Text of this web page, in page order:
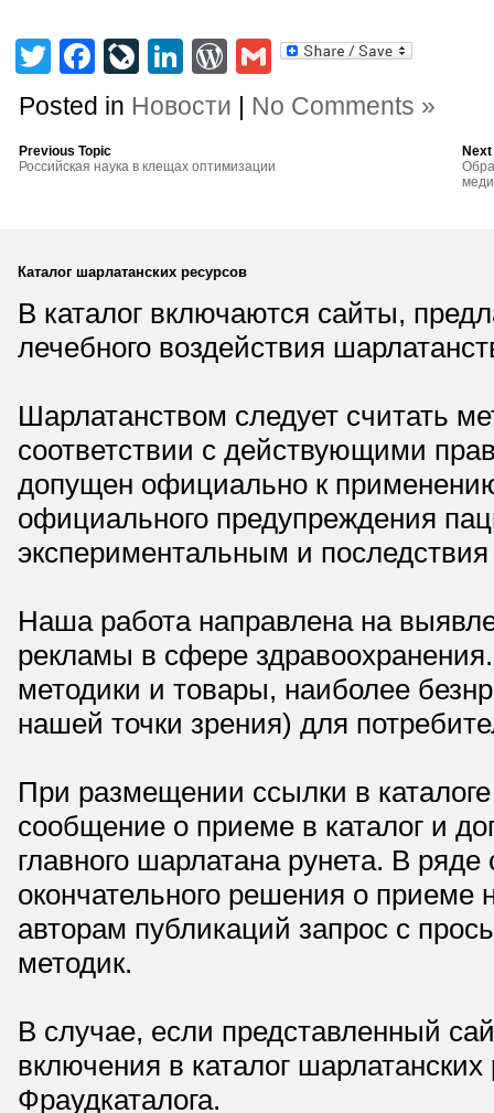
TwitterFacebook
LiveJournal
LinkedIn
WordPress
Gmail
Posted in Новости | No Comments »
Previous Topic
Российская наука в клещах оптимизации
Каталог шарлатанских ресурсов
В каталог включаются сайты,
лечебного воздействия
Шарлатанством следует считать
соответствии с действующими
допущен официально к
официального предупреждения
экспериментальным и
Наша работа направлена на
рекламы в сфере
методики и товары, наиболее
нашей точки зрения) для
При размещении ссылки в
сообщение о приеме в каталог и
главного шарлатана рунета. В
окончательного решения о приеме
авторам публикаций запрос с
методик.
В случае, если представленный
включения в каталог
Фраудкаталога.